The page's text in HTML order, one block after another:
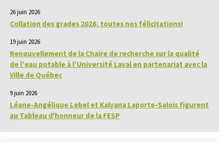
26 juin 2026
Collation des grades 2026, toutes nos félicitations!
19 juin 2026
Renouvellement de la Chaire de recherche sur la qualité
de l’eau potable à l’Université Laval en partenariat avec la
Ville de Québec
9 juin 2026
Léane-Angélique Lebel et Kalyana Laporte-Salois figurent
au Tableau d'honneur de la FESP